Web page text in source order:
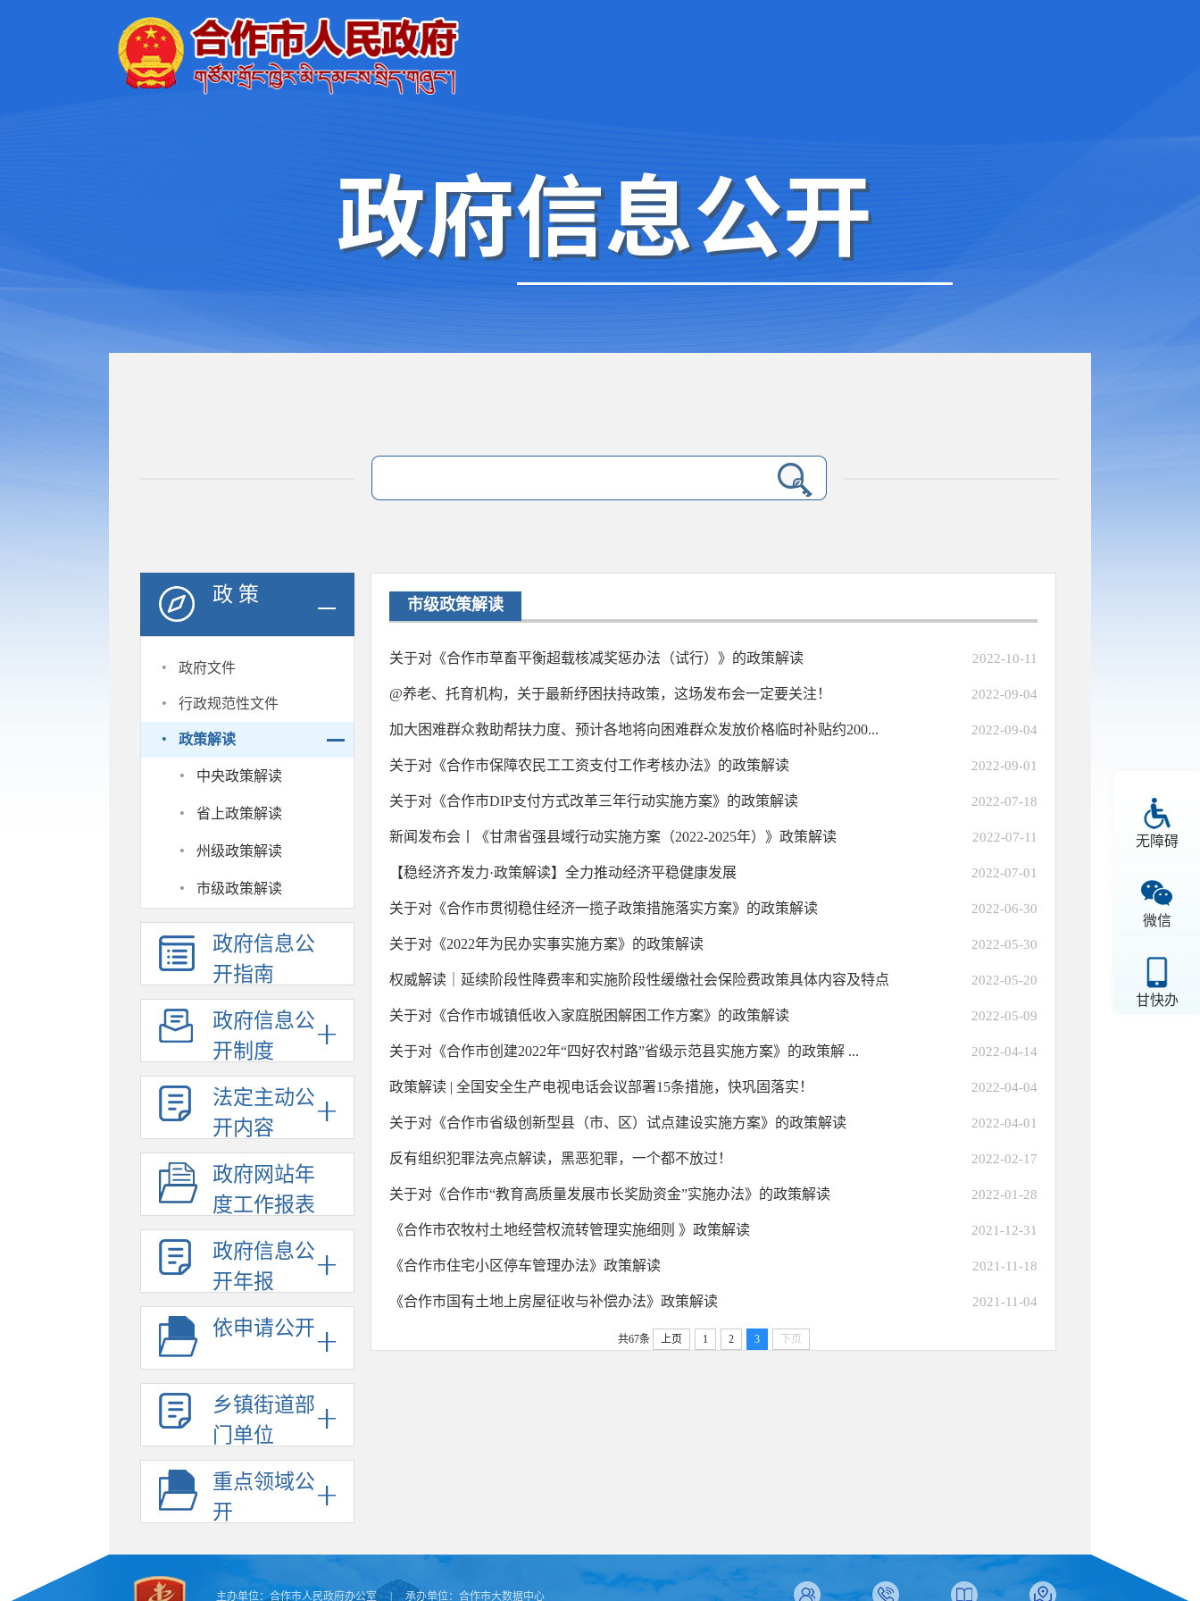
无障碍
微信
甘快办
政 策
· 政府文件
· 行政规范性文件
· 政策解读
· 中央政策解读
· 省上政策解读
· 州级政策解读
· 市级政策解读
政府信息公
开指南
政府信息公
开制度
法定主动公
开内容
政府网站年
度工作报表
政府信息公
开年报
依申请公开
乡镇街道部
门单位
重点领域公
开
市级政策解读
关于对《合作市草畜平衡超载核减奖惩办法（试行）》的政策解读 2022-10-11
@养老、托育机构，关于最新纾困扶持政策，这场发布会一定要关注！ 2022-09-04
加大困难群众救助帮扶力度、预计各地将向困难群众发放价格临时补贴约200... 2022-09-04
关于对《合作市保障农民工工资支付工作考核办法》的政策解读 2022-09-01
关于对《合作市DIP支付方式改革三年行动实施方案》的政策解读 2022-07-18
新闻发布会丨《甘肃省强县域行动实施方案（2022-2025年）》政策解读 2022-07-11
【稳经济齐发力·政策解读】全力推动经济平稳健康发展 2022-07-01
关于对《合作市贯彻稳住经济一揽子政策措施落实方案》的政策解读 2022-06-30
关于对《2022年为民办实事实施方案》的政策解读 2022-05-30
权威解读｜延续阶段性降费率和实施阶段性缓缴社会保险费政策具体内容及特点 2022-05-20
关于对《合作市城镇低收入家庭脱困解困工作方案》的政策解读 2022-05-09
关于对《合作市创建2022年“四好农村路”省级示范县实施方案》的政策解 ... 2022-04-14
政策解读 | 全国安全生产电视电话会议部署15条措施，快巩固落实！ 2022-04-04
关于对《合作市省级创新型县（市、区）试点建设实施方案》的政策解读 2022-04-01
反有组织犯罪法亮点解读，黑恶犯罪，一个都不放过！ 2022-02-17
关于对《合作市“教育高质量发展市长奖励资金”实施办法》的政策解读 2022-01-28
《合作市农牧村土地经营权流转管理实施细则 》政策解读 2021-12-31
《合作市住宅小区停车管理办法》政策解读 2021-11-18
《合作市国有土地上房屋征收与补偿办法》政策解读 2021-11-04
共67条 上页 1 2 3 下页
主办单位：合作市人民政府办公室 承办单位： 合作市大数据中心